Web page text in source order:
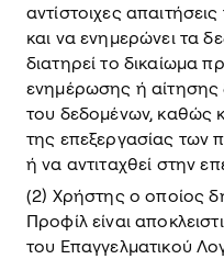
αντίστοιχες
και να ενημερώνει τα
διατηρεί το δικαίωμα
ενημέρωσης ή
του δεδομένων, καθώς
της επεξεργασίας των
ή να αντιταχθεί στην
(2) Χρήστης ο οποίος
Προφίλ είναι
του Επαγγελματικού